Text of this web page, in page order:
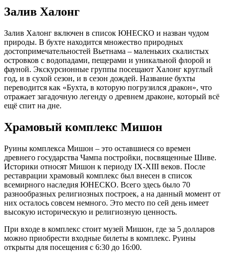
Залив Халонг
Залив Халонг включен в список ЮНЕСКО и назван чудом
природы. В бухте находится множество природных
достопримечательностей Вьетнама – маленьких скалистых
островков с водопадами, пещерами и уникальной флорой и
фауной. Экскурсионные группы посещают Халонг круглый
год, и в сухой сезон, и в сезон дождей. Название бухты
переводится как «Бухта, в которую погрузился дракон», что
отражает загадочную легенду о древнем драконе, который всё
ещё спит на дне.
Храмовый комплекс Мишон
Руины комплекса Мишон – это оставшиеся со времен
древнего государства Чампа постройки, посвященные Шиве.
Историки относят Мишон к периоду IX-XIII веков. После
реставрации храмовый комплекс был внесен в список
всемирного наследия ЮНЕСКО. Всего здесь было 70
разнообразных религиозных построек, а на данный момент от
них осталось совсем немного. Это место по сей день имеет
высокую историческую и религиозную ценность.
При входе в комплекс стоит музей Мишон, где за 5 долларов
можно приобрести входные билеты в комплекс. Руины
открыты для посещения с 6:30 до 16:00.